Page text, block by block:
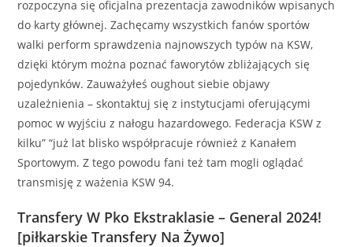
rozpoczyna się oficjalna prezentacja zawodników wpisanych
do karty głównej. Zachęcamy wszystkich fanów sportów
walki perform sprawdzenia najnowszych typów na KSW,
dzięki którym można poznać faworytów zbliżających się
pojedynków. Zauważyłeś oughout siebie objawy
uzależnienia – skontaktuj się z instytucjami oferującymi
pomoc w wyjściu z nałogu hazardowego. Federacja KSW z
kilku” “już lat blisko współpracuje również z Kanałem
Sportowym. Z tego powodu fani też tam mogli oglądać
transmisję z ważenia KSW 94.
Transfery W Pko Ekstraklasie – General 2024!
[piłkarskie Transfery Na Żywo]